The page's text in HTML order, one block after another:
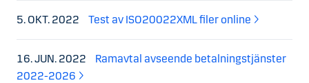
5. OKT. 2022 Test av ISO20022XML filer online
16. JUN. 2022
Ramavtal avseende betalningstjänster
2022-2026